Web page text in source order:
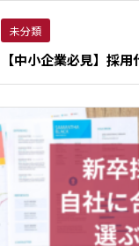
未分類
【中小企業必見】採